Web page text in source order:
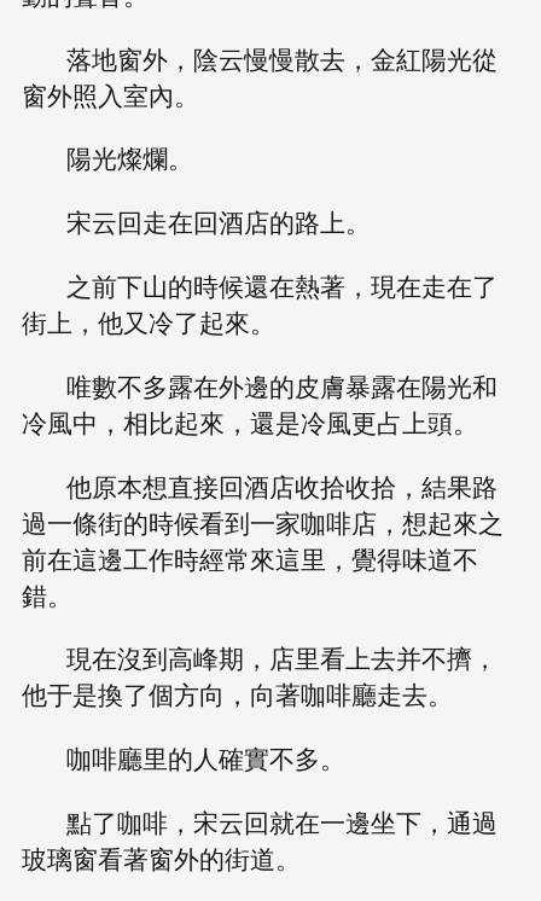
落地窗外，陰云慢慢散去，金紅陽光從
窗外照入室內。
陽光燦爛。
宋云回走在回酒店的路上。
之前下山的時候還在熱著，現在走在了
街上，他又冷了起來。
唯數不多露在外邊的皮膚暴露在陽光和
冷風中，相比起來，還是冷風更占上頭。
他原本想直接回酒店收拾收拾，結果路
過一條街的時候看到一家咖啡店，想起來之
前在這邊工作時經常來這里，覺得味道不
錯。
現在沒到高峰期，店里看上去并不擠，
他于是換了個方向，向著咖啡廳走去。
咖啡廳里的人確實不多。
點了咖啡，宋云回就在一邊坐下，通過
玻璃窗看著窗外的街道。